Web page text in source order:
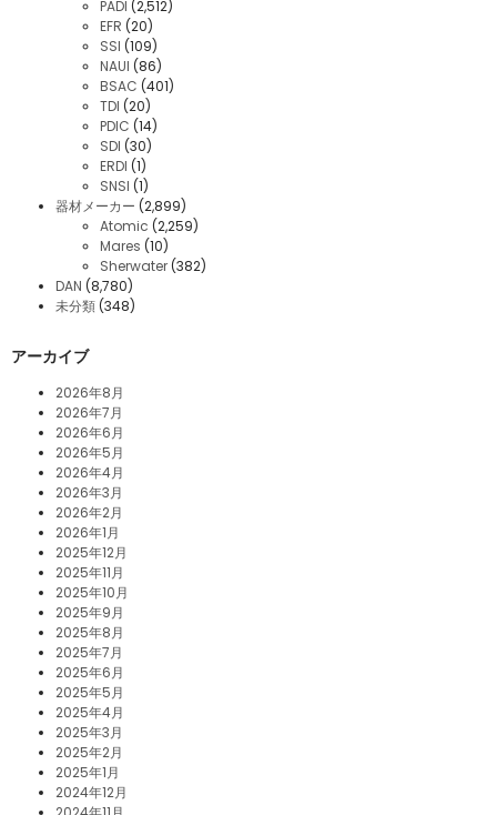
PADI (2,512)
EFR (20)
SSI (109)
NAUI (86)
BSAC (401)
TDI (20)
PDIC (14)
SDI (30)
ERDI (1)
SNSI (1)
器材メーカー (2,899)
Atomic (2,259)
Mares (10)
Sherwater (382)
DAN (8,780)
未分類 (348)
アーカイブ
2026年8月
2026年7月
2026年6月
2026年5月
2026年4月
2026年3月
2026年2月
2026年1月
2025年12月
2025年11月
2025年10月
2025年9月
2025年8月
2025年7月
2025年6月
2025年5月
2025年4月
2025年3月
2025年2月
2025年1月
2024年12月